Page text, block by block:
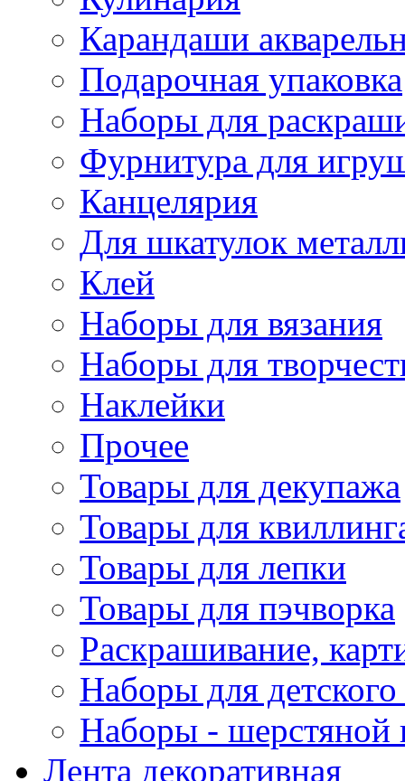
Карандаши
Подарочная упаковка
Наборы для
Фурнитура для
Канцелярия
Для шкатулок
Клей
Наборы для вязания
Наборы для
Наклейки
Прочее
Товары для декупажа
Товары для
Товары для лепки
Товары для пэчворка
Раскрашивание,
Наборы для
Наборы - шерстяной
Лента декоративная